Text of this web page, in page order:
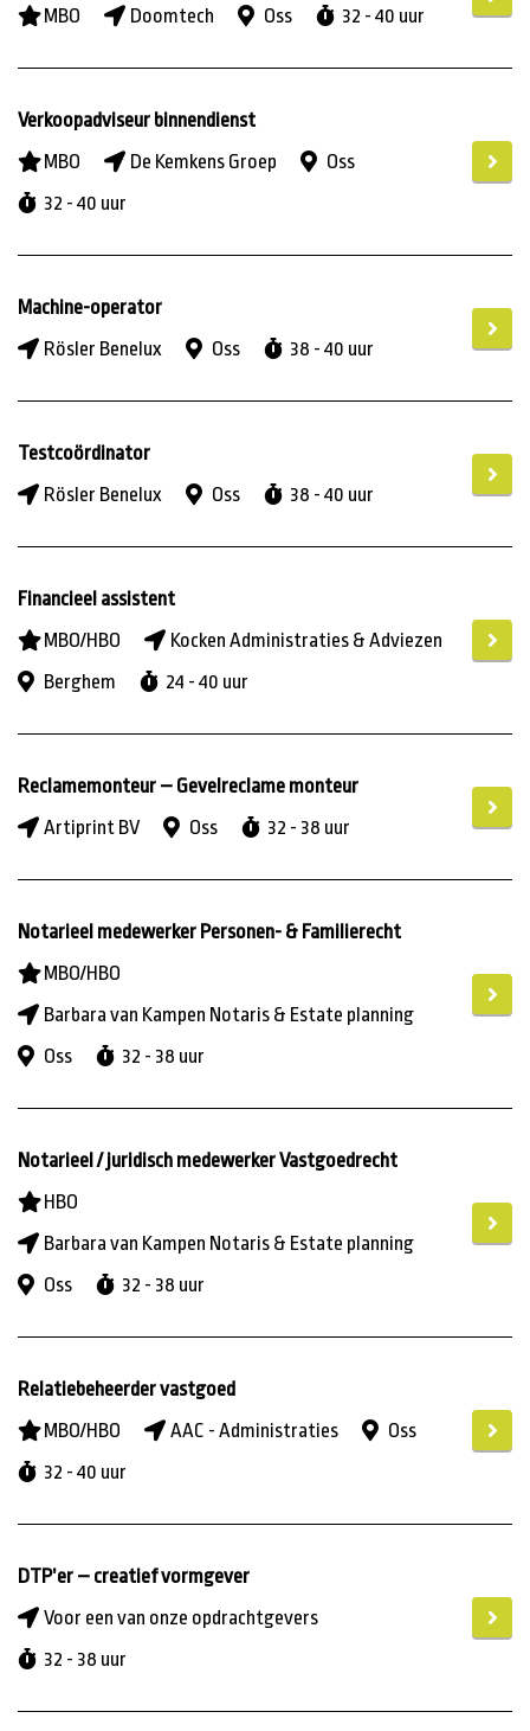
MBO Doomtech Oss 32 - 40 uur
Verkoopadviseur binnendienst
MBO
De Kemkens Groep
Oss
32 - 40 uur
Machine-operator
Rösler Benelux
Oss 38 - 40 uur
Testcoördinator
Rösler Benelux
Oss 38 - 40 uur
Financieel assistent
MBO/HBO
Kocken Administraties & Adviezen
Berghem
24 - 40 uur
Reclamemonteur – Gevelreclame monteur
Artiprint BV
Oss 32 - 38 uur
Notarieel medewerker Personen- & Familierecht
MBO/HBO
Barbara van Kampen Notaris & Estate planning
Oss
32 - 38 uur
Notarieel / juridisch medewerker Vastgoedrecht
HBO
Barbara van Kampen Notaris & Estate planning
Oss
32 - 38 uur
Relatiebeheerder vastgoed
MBO/HBO
AAC - Administraties
Oss
32 - 40 uur
DTP’er – creatief vormgever
Voor een van onze opdrachtgevers
32 - 38 uur